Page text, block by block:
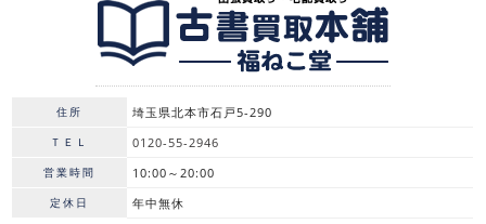
住所 埼玉県北本市石戸5-290
ＴＥＬ 0120-55-2946
営業時間 10:00～20:00
定休日
年中無休